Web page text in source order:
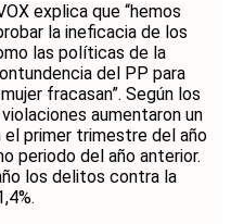
explica que “hemos
la ineficacia de los
las políticas de la
del PP para
fracasan”. Según los
aumentaron un
primer trimestre del año
periodo del año anterior.
los delitos contra la